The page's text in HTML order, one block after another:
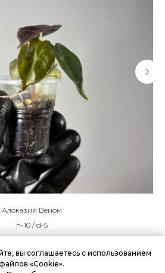
вы соглашаетесь с использованием
«Cookie».
Алоказия Веном
h-10 / d-5
Подробнее